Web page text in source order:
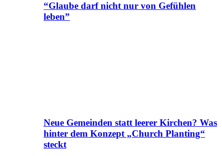
“Glaube darf nicht nur von Gefühlen
leben”
Neue Gemeinden statt leerer Kirchen? Was
hinter dem Konzept „Church Planting“
steckt